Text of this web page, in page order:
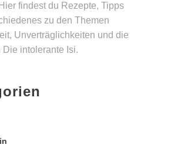
findest du Rezepte, Tipps
zu den Themen
Unverträg­lichkeiten und die
Die intolerante Isi.